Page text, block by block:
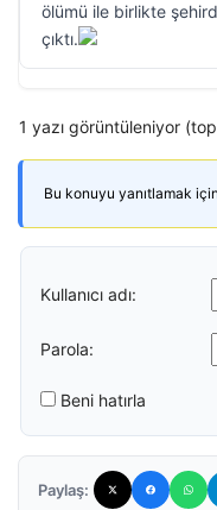
ölümü ile birlikte
çıktı.
1 yazı görüntüleniyor
Bu konuyu yanıtlamak
Kullanıcı adı:
Parola:
Beni hatırla
Paylaş: